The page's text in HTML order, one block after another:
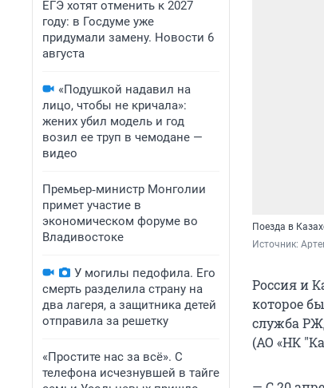
ЕГЭ хотят отменить к 2027
году: в Госдуме уже
придумали замену. Новости 6
августа
«Подушкой надавил на
лицо, чтобы не кричала»:
жених убил модель и год
возил ее труп в чемодане —
видео
Премьер‑министр Монголии
примет участие в
экономическом форуме во
Владивостоке
У могилы педофила. Его
смерть разделила страну на
два лагеря, а защитника детей
отправила за решетку
«Простите нас за всё». С
телефона исчезнувшей в тайге
Поезда в
Источник:
Россия и
которое
служба
(АО «НК